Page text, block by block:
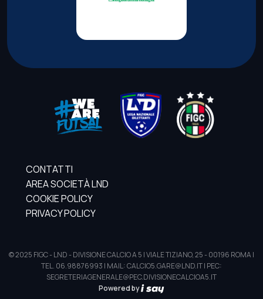
CONTATTI
AREA SOCIETÀ LND
COOKIE POLICY
PRIVACY POLICY
© 2025 FIGC - LND - DIVISIONE CALCIO A 5 | VIALE TIZIANO, 25 - 00196 ROMA |
TEL. 06.98876993 | MAIL: CALCIO5.GARE@LND.IT | PEC:
SEGRETERIAGENERALE@PEC.DIVISIONECALCIOA5.IT
Powered by